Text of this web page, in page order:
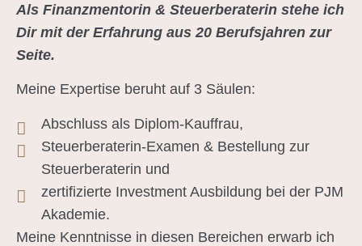
Als Finanzmentorin & Steuerberaterin stehe ich
Dir mit der Erfahrung aus 20 Berufsjahren zur
Seite.
Meine Expertise beruht auf 3 Säulen:
Abschluss als Diplom-Kauffrau,
Steuerberaterin-Examen & Bestellung zur
Steuerberaterin und
zertifizierte Investment Ausbildung bei der PJM
Akademie.
Meine Kenntnisse in diesen Bereichen erwarb ich